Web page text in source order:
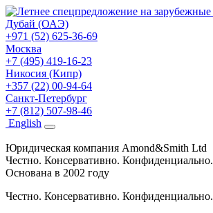
Дубай (ОАЭ)
+971 (52) 625-36-69
Москва
+7 (495) 419-16-23
Никосия (Кипр)
+357 (22) 00-94-64
Санкт-Петербург
+7 (812) 507-98-46
English
Юридическая компания Amond&Smith Ltd
Честно. Консервативно. Конфиденциально.
Основана в 2002 году
Честно. Консервативно. Конфиденциально.